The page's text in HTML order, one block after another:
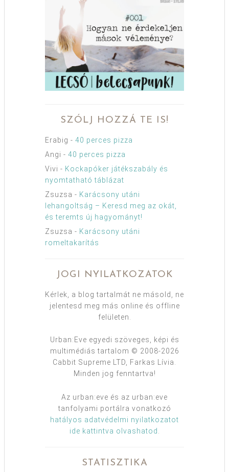
SZÓLJ HOZZÁ TE IS!
Erabig - 40 perces pizza
Angi - 40 perces pizza
Vivi - Kockapóker játékszabály és
nyomtatható táblázat
Zsuzsa - Karácsony utáni
lehangoltság – Keresd meg az okát,
és teremts új hagyományt!
Zsuzsa - Karácsony utáni
romeltakarítás
JOGI NYILATKOZATOK
Kérlek, a blog tartalmát ne másold, ne
jelentesd meg más online és offline
felületen.
Urban:Eve egyedi szöveges, képi és
multimédiás tartalom © 2008-2026
Cabbit Supreme LTD, Farkas Lívia.
Minden jog fenntartva!
Az urban:eve és az urban:eve
tanfolyami portálra vonatkozó
hatályos adatvédelmi nyilatkozatot
ide kattintva olvashatod .
STATISZTIKA